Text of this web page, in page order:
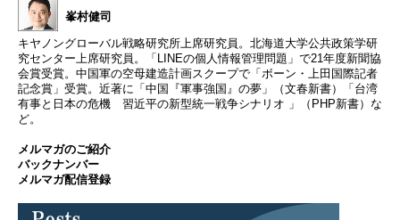
峯村健司
キヤノングローバル戦略研究所上席研究員。北海道大学公共政策学研
究センター上席研究員。「LINEの個人情報管理問題」で21年度新聞協
会賞受賞。中国軍の空母建造計画スクープで「ボーン・上田国際記者
記念賞」受賞。近著に「中国『軍事強国』の夢」（文春新書）「台湾
有事と日本の危機 習近平の新型統一戦争シナリオ 」（PHP新書）な
ど。
メルマガのご紹介
バックナンバー
メルマガ配信登録